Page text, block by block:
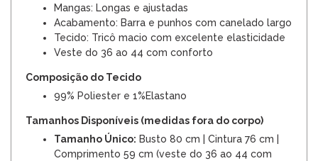
Mangas: Longas e ajustadas
Acabamento: Barra e punhos com canelado largo
Tecido: Tricô macio com excelente elasticidade
Veste do 36 ao 44 com conforto
Composição do Tecido
99% Poliester e 1%Elastano
Tamanhos Disponíveis (medidas fora do corpo)
Tamanho Único: Busto 80 cm | Cintura 76 cm |
Comprimento 59 cm (veste do 36 ao 44 com